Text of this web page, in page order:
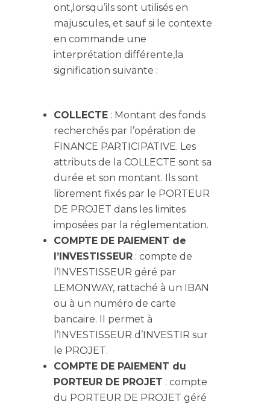
ont,lorsqu’ils sont utilisés en
majuscules, et sauf si le contexte
en commande une
interprétation différente,la
signification suivante :
COLLECTE : Montant des fonds
recherchés par l’opération de
FINANCE PARTICIPATIVE. Les
attributs de la COLLECTE sont sa
durée et son montant. Ils sont
librement fixés par le PORTEUR
DE PROJET dans les limites
imposées par la réglementation.
COMPTE DE PAIEMENT de
l’INVESTISSEUR : compte de
l’INVESTISSEUR géré par
LEMONWAY, rattaché à un IBAN
ou à un numéro de carte
bancaire. Il permet à
l’INVESTISSEUR d’INVESTIR sur
le PROJET.
COMPTE DE PAIEMENT du
PORTEUR DE PROJET : compte
du PORTEUR DE PROJET géré